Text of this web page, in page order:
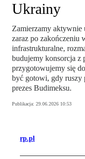
Ukrainy
Zamierzamy
zaraz po zakończeniu
infrastrukturalne,
budujemy konsorcja z
przygotowujemy się
być gotowi, gdy ruszy
prezes Budimeksu.
Publikacja: 29.06.2026 10:53
rp.pl